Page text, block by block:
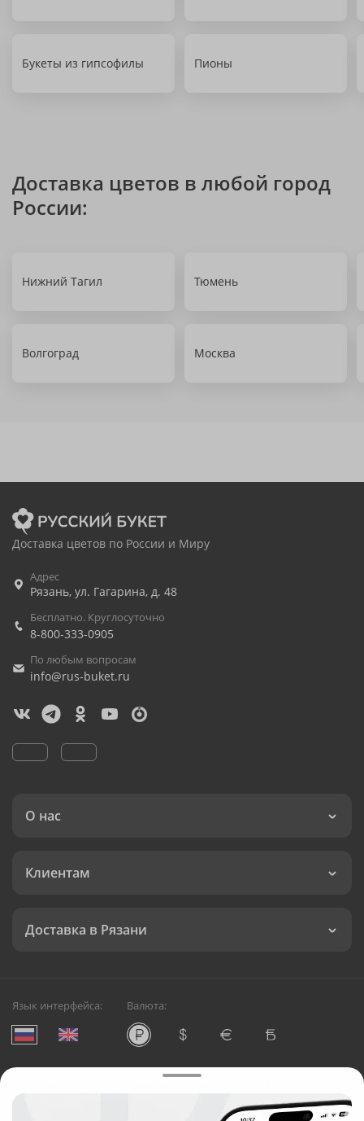
Букеты из гипсофилы Пионы
Доставка цветов в любой город
России:
Нижний Тагил Тюмень
Волгоград Москва
Доставка цветов по России и Миру
Адрес
Рязань, ул. Гагарина, д. 48
Бесплатно. Круглосуточно
8-800-333-0905
По любым вопросам
info@rus-buket.ru
О нас
Клиентам
Доставка в Рязани
Язык интерфейса: Валюта:
Служба круглосуточной доставки цветов в Рязани
Русский Букет, 2026